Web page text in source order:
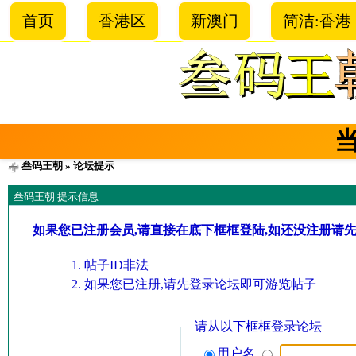
首页 香港区 新澳门 简洁:香港
叁码王朝 » 论坛提示
叁码王朝 提示信息
如果您已注册会员,请直接在底下框框登陆,如还没注册请
帖子ID非法
如果您已注册,请先登录论坛即可游览帖子
请从以下框框登录论坛
用户名